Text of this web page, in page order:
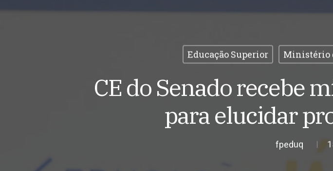
Educação Superior Ministério
CE do Senado recebe
para elucidar
fpeduq